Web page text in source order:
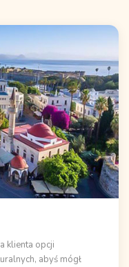
klienta opcji
, abyś mógł